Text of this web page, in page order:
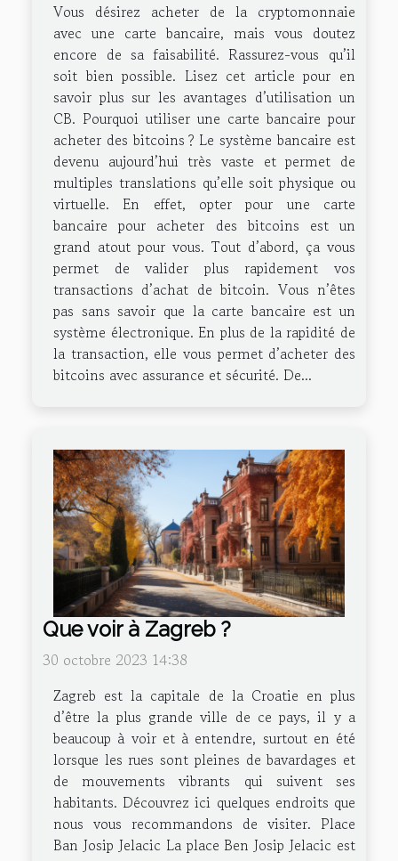
Vous désirez acheter de la cryptomonnaie
avec une carte bancaire, mais vous doutez
encore de sa faisabilité. Rassurez-vous qu’il
soit bien possible. Lisez cet article pour en
savoir plus sur les avantages d’utilisation un
CB. Pourquoi utiliser une carte bancaire pour
acheter des bitcoins ? Le système bancaire est
devenu aujourd’hui très vaste et permet de
multiples translations qu’elle soit physique ou
virtuelle. En effet, opter pour une carte
bancaire pour acheter des bitcoins est un
grand atout pour vous. Tout d’abord, ça vous
permet de valider plus rapidement vos
transactions d’achat de bitcoin. Vous n’êtes
pas sans savoir que la carte bancaire est un
système électronique. En plus de la rapidité de
la transaction, elle vous permet d’acheter des
bitcoins avec assurance et sécurité. De...
Que voir à Zagreb ?
30 octobre 2023 14:38
Zagreb est la capitale de la Croatie en plus
d’être la plus grande ville de ce pays, il y a
beaucoup à voir et à entendre, surtout en été
lorsque les rues sont pleines de bavardages et
de mouvements vibrants qui suivent ses
habitants. Découvrez ici quelques endroits que
nous vous recommandons de visiter. Place
Ban Josip Jelacic La place Ben Josip Jelacic est